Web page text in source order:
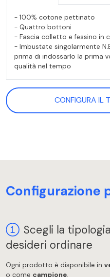
- 100% cotone pettinato
- Quattro bottoni
- Fascia colletto e fessino in
- Imbustate singolarmente
prima di indossarlo la prima
qualità nel tempo
CONFIGURA IL
Configurazione
Scegli la
desideri ordinare
Ogni prodotto è disponibile in
o come campione.